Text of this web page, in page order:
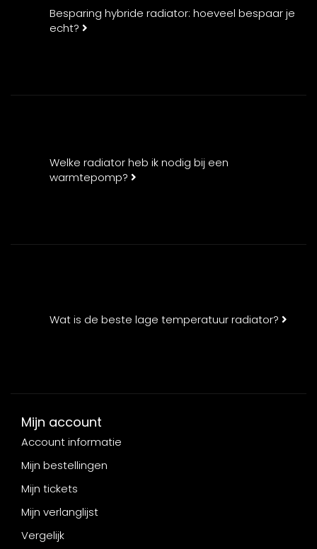
Besparing hybride radiator: hoeveel bespaar je
echt?
Welke radiator heb ik nodig bij een
warmtepomp?
Wat is de beste lage temperatuur radiator?
Mijn account
Account informatie
Mijn bestellingen
Mijn tickets
Mijn verlanglijst
Vergelijk